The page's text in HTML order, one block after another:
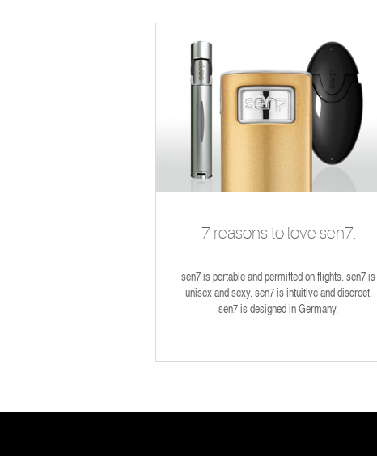
7 reasons to love sen7.
sen7 is portable and permitted on flights. sen7 is
unisex and sexy. sen7 is intuitive and discreet.
sen7 is designed in Germany.